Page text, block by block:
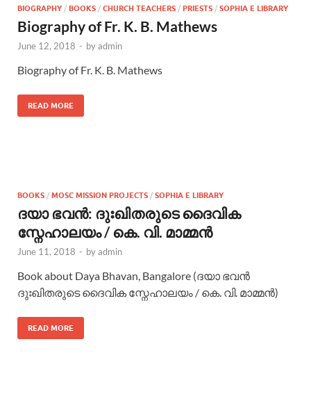
BIOGRAPHY / BOOKS / CHURCH TEACHERS / PRIESTS / SOPHIA E LIBRARY
Biography of Fr. K. B. Mathews
June 12, 2018 - byadmin
Biography of Fr. K. B. Mathews
READ MORE
BOOKS / MOSC MISSION PROJECTS / SOPHIA E LIBRARY
ദയാ ഭവന്‍: ദുഃഖിതരുടെ ദൈവിക
സ്നേഹാലയം / കെ. വി. മാമ്മന്‍
June 11, 2018 - byadmin
Book about Daya Bhavan, Bangalore (ദയാ ഭവന്‍
ദുഃഖിതരുടെ ദൈവിക സ്നേഹാലയം / കെ. വി. മാമ്മന്‍)
READ MORE